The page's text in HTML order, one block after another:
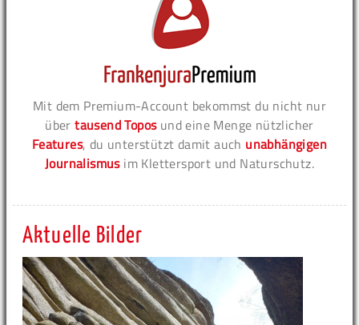
Mit dem Premium-Account bekommst du nicht nur
übertausend Toposund eine Menge nützlicher
Features, du unterstützt damit auch unabhängigen
Journalismusim Klettersport und Naturschutz.
Aktuelle Bilder